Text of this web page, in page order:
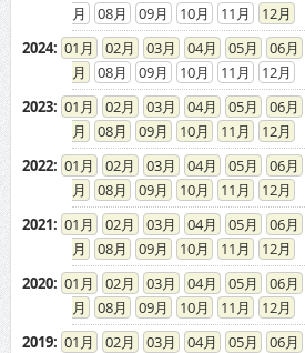
08
09 10 11
12
2024: 01 02 03 04 05 06
08
09 10 11
12
2023: 01 02 03 04 05 06
08
09 10 11
12
2022: 01 02 03 04 05 06
08
09 10 11
12
2021: 01 02 03 04 05 06
08
09 10 11
12
2020: 01 02 03 04 05 06
08
09 10 11
12
2019: 01 02 03 04 05 06